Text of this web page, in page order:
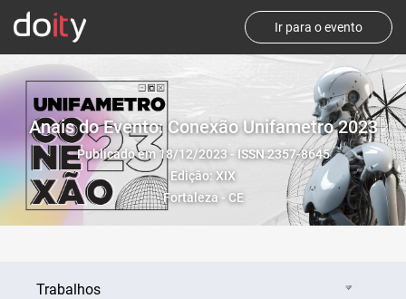
Ir para o evento
Anais do Evento: Conexão Unifametro 2023
Publicado em 18/12/2023 - ISSN 2357-8645
Edição: XIX
Fortaleza - CE
Trabalhos